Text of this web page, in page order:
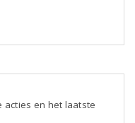
acties en het laatste